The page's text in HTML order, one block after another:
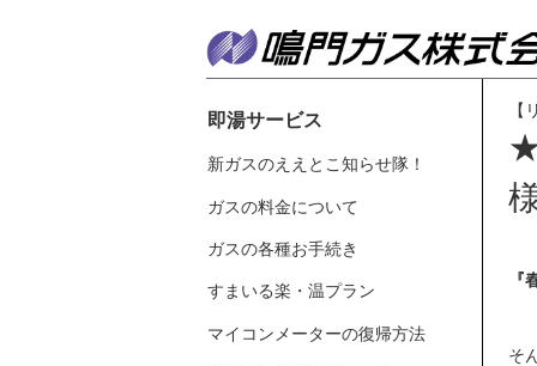
即湯サービス
新ガスのええとこ知らせ隊！
ガスの料金について
ガスの各種お手続き
すまいる楽・温プラン
マイコンメーターの復帰方法
【
★
そ